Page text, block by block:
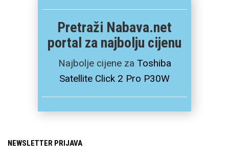
Pretraži Nabava.net
portal za najbolju cijenu
Najbolje cijene za Toshiba
Satellite Click 2 Pro P30W
NEWSLETTER PRIJAVA